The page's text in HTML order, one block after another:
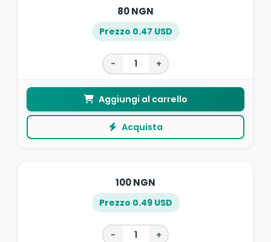
80 NGN
Prezzo 0.47 USD
− +
Aggiungi al carrello
Acquista
100 NGN
Prezzo 0.49 USD
− +